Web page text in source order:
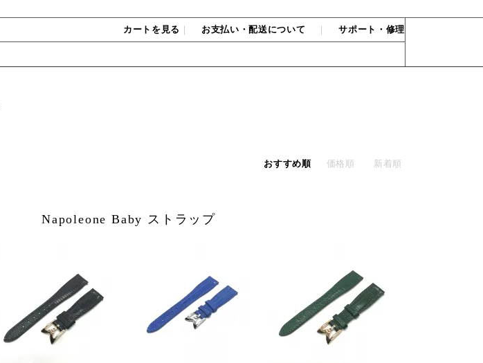
カートを見る お支払い・配送について ｜サポート・修理
おすすめ順
価格順 新着順
Napoleone Baby ストラップ